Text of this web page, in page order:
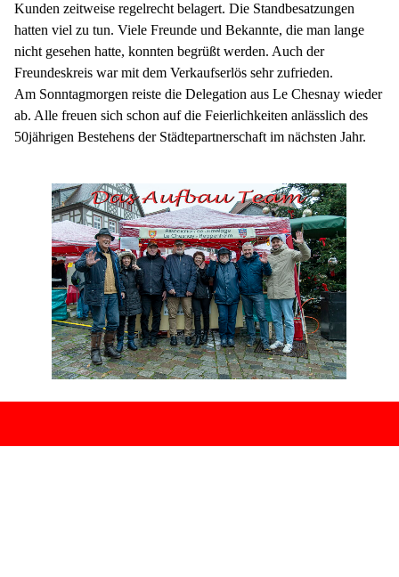
Kunden zeitweise regelrecht belagert. Die Standbesatzungen
hatten viel zu tun. Viele Freunde und Bekannte, die man lange
nicht gesehen hatte, konnten begrüßt werden. Auch der
Freundeskreis war mit dem Verkaufserlös sehr zufrieden.
Am Sonntagmorgen reiste die Delegation aus Le Chesnay wieder
ab. Alle freuen sich schon auf die Feierlichkeiten anlässlich des
50jährigen Bestehens der Städtepartnerschaft im nächsten Jahr.